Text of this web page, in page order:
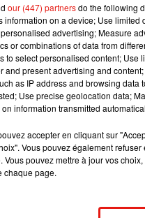
le produit de la vente à
du marché de
se présentent comme
système inviolable qui
contre un équivalent,
aux œufs d'or du marché
atteignant des prix de
américain Beeple avec
our (447) partnersdo the following
information on a device; Use
advertising; Measure
or combinations of data from
to select personalised content; Use
and present advertising and
as IP address and browsing
Use precise geolocation data;
information transmitted
accepter en cliquant sur
Vous pouvez également
Vous pouvez mettre à jour vos
chaque page.